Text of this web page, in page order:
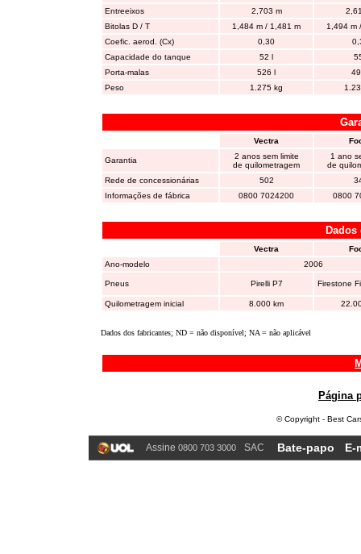
Entreeixos
2,703 m
Bitolas D / T
1,484 m / 1,481 m
1,494 m
Coefic. aerod. (Cx)
0,30
Capacidade do tanque
52 l
Porta-malas
526 l
Peso
1.275 kg
Vectra
Garantia
2 anos sem limite
de quilometragem
1 ano
de
Rede de concessionárias
502
Informações de fábrica
0800 7024200 0800
Vectra
Ano-modelo
2006
Pneus Pirelli P7 Firestone
Quilometragem inicial 8.000 km
Dados dos fabricantes; ND = não disponível; NA = não aplicável
Página
© Copyright - Best
Assine 0800 703 3000 SAC Bate-papo E-